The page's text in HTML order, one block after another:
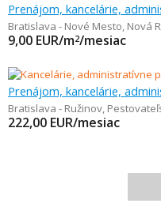
Prenájom, kancelárie,
Bratislava - Nové Mesto, Nová
9,00 EUR/m2/mesiac
Prenájom, kancelárie,
Bratislava - Ružinov,
222,00 EUR/mesiac